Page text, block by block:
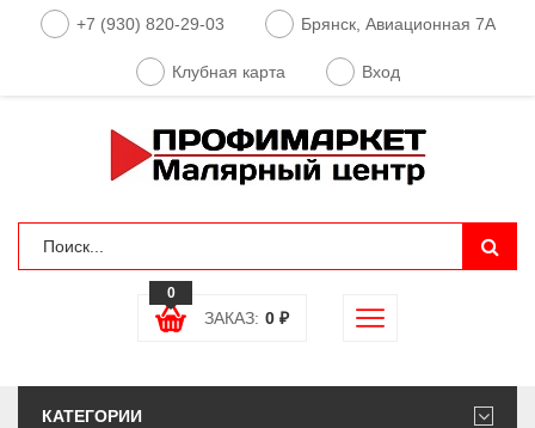
+7 (930) 820-29-03 Брянск, Авиационная 7А
Клубная карта Вход
0
ЗАКАЗ: 0 ₽
КАТЕГОРИИ